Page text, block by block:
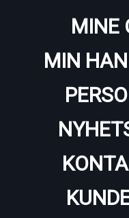
MINE
MIN